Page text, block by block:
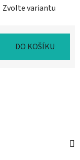
Zvolte variantu
DO KOŠÍKU